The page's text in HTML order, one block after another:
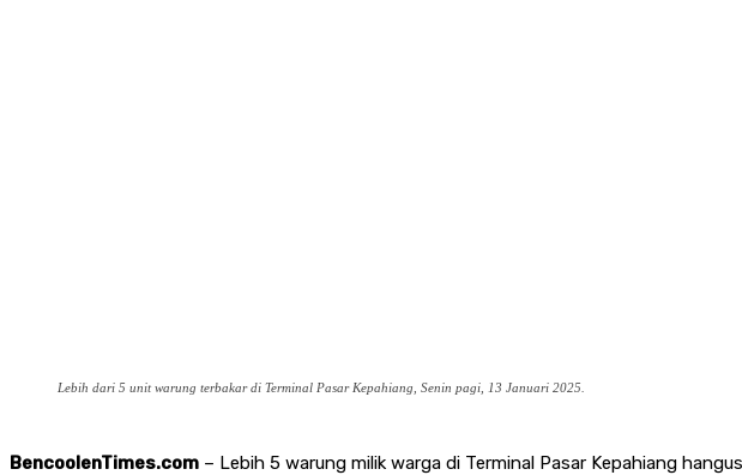
Lebih dari 5 unit warung terbakar di Terminal Pasar Kepahiang, Senin pagi, 13 Januari 2025.
BencoolenTimes.com – Lebih 5 warung milik warga di Terminal Pasar Kepahiang